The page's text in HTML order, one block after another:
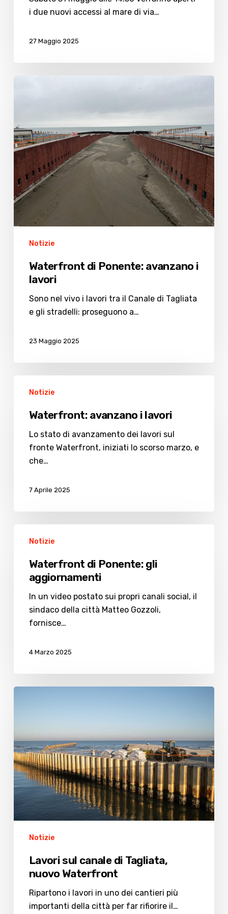
i due nuovi accessi al mare di via…
27 Maggio 2025
i
lavori
Notizie
Waterfront di Ponente: avanzano i
lavori
Sono nel vivo i lavori tra il Canale di Tagliata
e gli stradelli: proseguono a…
23 Maggio 2025
avanzano
lavori
Notizie
Waterfront: avanzano i lavori
Lo stato di avanzamento dei lavori sul
fronte Waterfront, iniziati lo scorso marzo, e
che…
7 Aprile 2025
aggiornamenti
Notizie
Waterfront di Ponente: gli
aggiornamenti
In un video postato sui propri canali social, il
sindaco della città Matteo Gozzoli,
fornisce…
4 Marzo 2025
Tagliata,
nuovo
Waterfront
Notizie
Lavori sul canale di Tagliata,
nuovo Waterfront
Ripartono i lavori in uno dei cantieri più
importanti della città per far rifiorire il…